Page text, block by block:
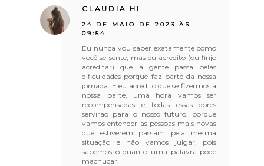
CLAUDIA HI
24 DE MAIO DE 2023 ÀS
09:54
Eu nunca vou saber exatamente como
você se sente, mas eu acredito (ou finjo
acreditar) que a gente passa pelas
dificuldades porque faz parte da nossa
jornada. E eu acredito que se fizermos a
nossa parte, uma hora vamos ser
recompensadas e todas essas dores
servirão para o nosso futuro, porque
vamos entender as pessoas mais novas
que estiverem passam pela mesma
situação e não vamos julgar, pois
sabemos o quanto uma palavra pode
machucar.